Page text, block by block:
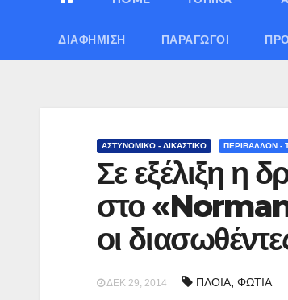
ΔΙΑΦΉΜΙΣΗ ΠΑΡΑΓΩΓΟΊ
ΑΣΤΥΝΟΜΙΚΟ - ΔΙΚΑΣΤΙΚΟ ΠΕΡΙΒΑΛΛΟΝ -
Σε εξέλιξη η
στο
οι
ΔΕΚ 29, 2014 ΠΛΟΙΑ, ΦΩΤΙΑ